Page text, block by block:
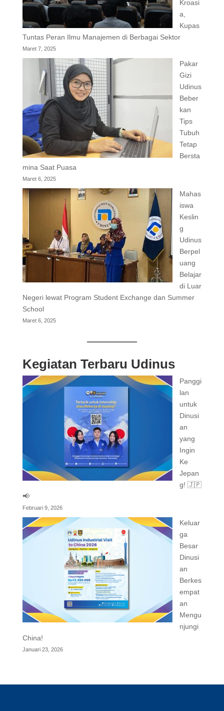
Kroasi
a,
Kupas
Tuntas Peran Ilmu Manajemen di Berbagai Sektor
Maret 7, 2025
Pakar
Gizi
Udinus
Beber
kan
Tips
Tubuh
Tetap
Bersta
mina Saat Puasa
Maret 6, 2025
Mahas
iswa
Keslin
g
Udinus
Berpel
uang
Belajar
di Luar
Negeri lewat Program Student Exchange dan Summer
School
Maret 6, 2025
Kegiatan Terbaru Udinus
Panggi
lan
untuk
Dinusi
an
yang
Ingin
Ke
Jepan
g! 🇯🇵
📢
Februari 9, 2026
Keluar
ga
Besar
Dinusi
an
Berkes
empat
an
Mengu
njungi
China!
Januari 23, 2026